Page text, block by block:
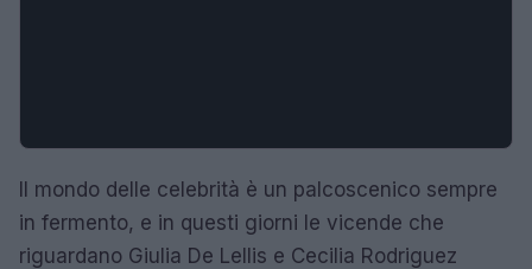
Il mondo delle celebrità è un palcoscenico sempre
in fermento, e in questi giorni le vicende che
riguardano Giulia De Lellis e Cecilia Rodriguez